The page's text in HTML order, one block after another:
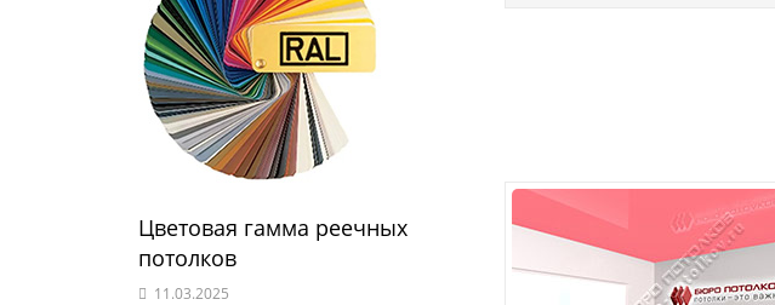
Цветовая гамма реечных
потолков
11.03.2025